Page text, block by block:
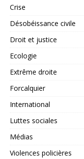
Crise
Désobéissance civile
Droit et justice
Ecologie
Extrême droite
Forcalquier
International
Luttes sociales
Médias
Violences policières